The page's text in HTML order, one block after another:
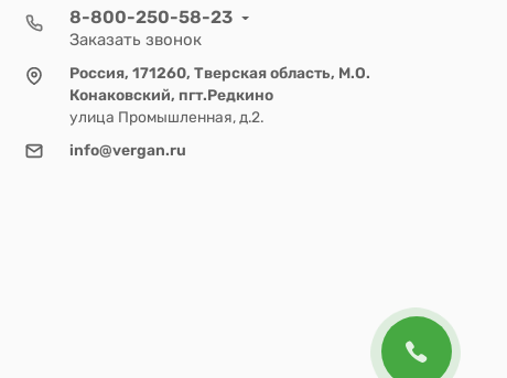
8-800-250-58-23
Заказать звонок
Россия, 171260, Тверская область, М.О.
Конаковский, пгт.Редкино
улица Промышленная, д.2.
info@vergan.ru